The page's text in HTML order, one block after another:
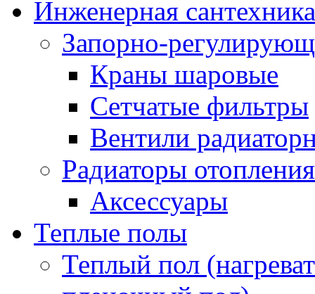
Инженерная сантехника
Запорно-
Краны шаровые
Сетчатые фильтры
Вентили
Радиаторы отопления
Аксессуары
Теплые полы
Теплый пол